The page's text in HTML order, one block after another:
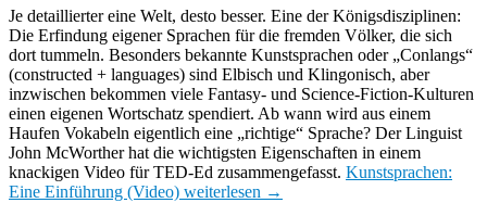
Je detaillierter eine Welt, desto besser. Eine der Königsdisziplinen:
Die Erfindung eigener Sprachen für die fremden Völker, die sich
dort tummeln. Besonders bekannte Kunstsprachen oder „Conlangs“
(constructed + languages) sind Elbisch und Klingonisch, aber
inzwischen bekommen viele Fantasy- und Science-Fiction-Kulturen
einen eigenen Wortschatz spendiert. Ab wann wird aus einem
Haufen Vokabeln eigentlich eine „richtige“ Sprache? Der Linguist
John McWorther hat die wichtigsten Eigenschaften in einem
knackigen Video für TED-Ed zusammengefasst. Kunstsprachen:
Eine Einführung (Video) weiterlesen →